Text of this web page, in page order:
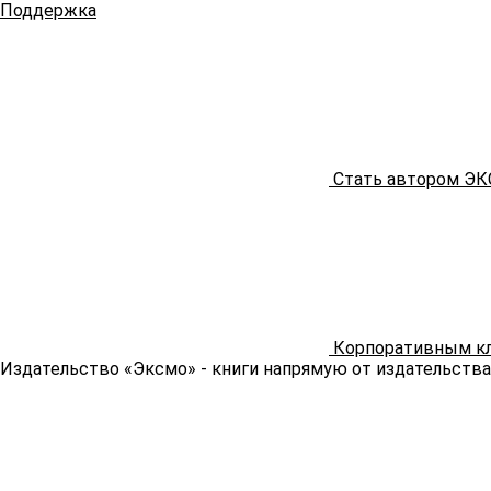
Поддержка
Стать автором
Корпоративным
Издательство «Эксмо» - книги напрямую от издательства